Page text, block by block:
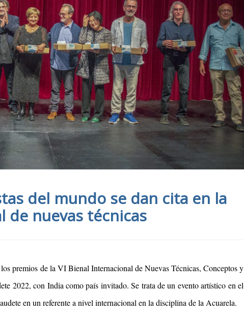
del mundo se dan cita en la
de nuevas técnicas
premios de la VI Bienal Internacional de Nuevas Técnicas, Conceptos y
2022, con Indiacomo país invitado. Se trata de un evento artístico en el
en un referente a nivel internacional en la disciplina de la Acuarela.